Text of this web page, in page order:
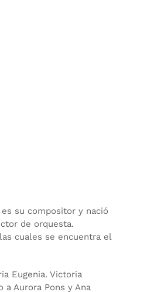
su compositor y nació
de orquesta.
cuales se encuentra el
Eugenia. Victoria
Aurora Pons y Ana